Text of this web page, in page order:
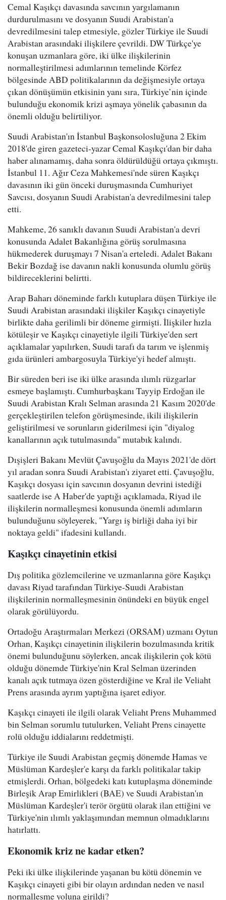
Cemal Kaşıkçı davasında savcının yargılamanın
durdurulmasını ve dosyanın Suudi Arabistan'a
devredilmesini talep etmesiyle, gözler Türkiye ile Suudi
Arabistan arasındaki ilişkilere çevrildi. DW Türkçe'ye
konuşan uzmanlara göre, iki ülke ilişkilerinin
normalleştirilmesi adımlarının temelinde Körfez
bölgesinde ABD politikalarının da değişmesiyle ortaya
çıkan dönüşümün etkisinin yanı sıra, Türkiye’nin içinde
bulunduğu ekonomik krizi aşmaya yönelik çabasının da
önemli olduğu belirtiliyor.
Suudi Arabistan'ın İstanbul Başkonsolosluğuna 2 Ekim
2018'de giren gazeteci-yazar Cemal Kaşıkçı'dan bir daha
haber alınamamış, daha sonra öldürüldüğü ortaya çıkmıştı.
İstanbul 11. Ağır Ceza Mahkemesi'nde süren Kaşıkçı
davasının iki gün önceki duruşmasında Cumhuriyet
Savcısı, dosyanın Suudi Arabistan'a devredilmesini talep
etti.
Mahkeme, 26 sanıklı davanın Suudi Arabistan'a devri
konusunda Adalet Bakanlığına görüş sorulmasına
hükmederek duruşmayı 7 Nisan'a erteledi. Adalet Bakanı
Bekir Bozdağ ise davanın nakli konusunda olumlu görüş
bildireceklerini belirtti.
Arap Baharı döneminde farklı kutuplara düşen Türkiye ile
Suudi Arabistan arasındaki ilişkiler Kaşıkçı cinayetiyle
birlikte daha gerilimli bir döneme girmişti. İlişkiler hızla
kötüleşir ve Kaşıkçı cinayetiyle ilgili Türkiye'den sert
açıklamalar yapılırken, Suudi tarafı da tarım ve işlenmiş
gıda ürünleri ambargosuyla Türkiye'yi hedef almıştı.
Bir süreden beri ise iki ülke arasında ılımlı rüzgarlar
esmeye başlamıştı. Cumhurbaşkanı Tayyip Erdoğan ile
Suudi Arabistan Kralı Selman arasında 21 Kasım 2020'de
gerçekleştirilen telefon görüşmesinde, ikili ilişkilerin
geliştirilmesi ve sorunların giderilmesi için "diyalog
kanallarının açık tutulmasında" mutabık kalındı.
Dışişleri Bakanı Mevlüt Çavuşoğlu da Mayıs 2021'de dört
yıl aradan sonra Suudi Arabistan'ı ziyaret etti. Çavuşoğlu,
Kaşıkçı dosyası için savcının dosyanın devrini istediği
saatlerde ise A Haber'de yaptığı açıklamada, Riyad ile
ilişkilerin normalleşmesi konusunda önemli adımların
bulunduğunu söyleyerek, "Yargı iş birliği daha iyi bir
noktaya geldi" ifadesini kullandı.
Kaşıkçı cinayetinin etkisi
Dış politika gözlemcilerine ve uzmanlarına göre Kaşıkçı
davası Riyad tarafından Türkiye-Suudi Arabistan
ilişkilerinin normalleşmesinin önündeki en büyük engel
olarak görülüyordu.
Ortadoğu Araştırmaları Merkezi (ORSAM) uzmanı Oytun
Orhan, Kaşıkçı cinayetinin ilişkilerin bozulmasında kritik
önemi bulunduğunu söylerken, ancak ilişkilerin çok kötü
olduğu dönemde Türkiye'nin Kral Selman üzerinden
kanalı açık tutmaya özen gösterdiğine ve Kral ile Veliaht
Prens arasında ayrım yaptığına işaret ediyor.
Kaşıkçı cinayeti ile ilgili olarak Veliaht Prens Muhammed
bin Selman sorumlu tutulurken, Veliaht Prens cinayette
rolü olduğu iddialarını reddetmişti.
Türkiye ile Suudi Arabistan geçmiş dönemde Hamas ve
Müslüman Kardeşler'e karşı da farklı politikalar takip
etmişlerdi. Orhan, bölgedeki katı kutuplaşma döneminde
Birleşik Arap Emirlikleri (BAE) ve Suudi Arabistan'ın
Müslüman Kardeşler'i terör örgütü olarak ilan ettiğini ve
Türkiye'nin ılımlı yaklaşımından memnun olmadıklarını
hatırlattı.
Ekonomik kriz ne kadar etken?
Peki iki ülke ilişkilerinde yaşanan bu kötü dönemin ve
Kaşıkçı cinayeti gibi bir olayın ardından neden ve nasıl
normalleşme yoluna girildi?